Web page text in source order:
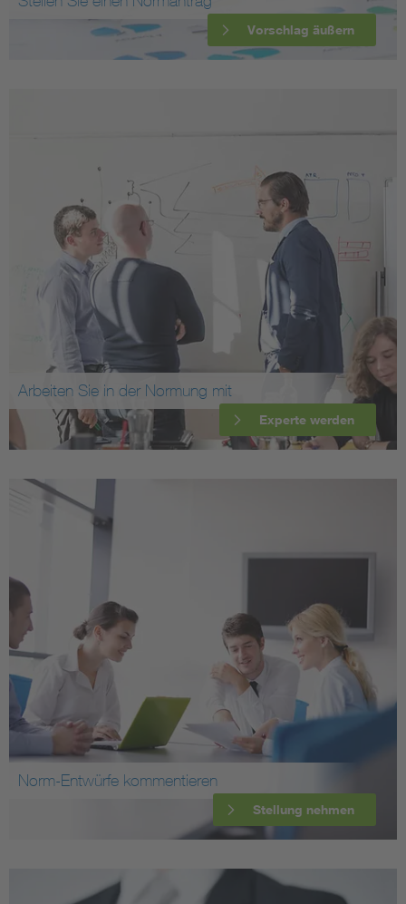
Vorschlag äußern
Arbeiten Sie in der Normung mit
Experte werden
Norm-Entwürfe kommentieren
Stellung nehmen